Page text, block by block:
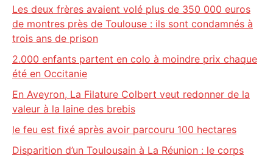
Les deux frères avaient volé plus de 350 000 euros
de montres près de Toulouse : ils sont condamnés à
trois ans de prison
2.000 enfants partent en colo à moindre prix chaque
été en Occitanie
En Aveyron, La Filature Colbert veut redonner de la
valeur à la laine des brebis
le feu est fixé après avoir parcouru 100 hectares
Disparition d’un Toulousain à La Réunion : le corps